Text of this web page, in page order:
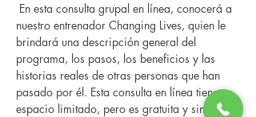
En esta consulta grupal en línea, conocerá a
nuestro entrenador Changing Lives, quien le
brindará una descripción general del
programa, los pasos, los beneficios y las
historias reales de otras personas que han
pasado por él. Esta consulta en línea tiene un
espacio limitado, pero es gratuita y sin